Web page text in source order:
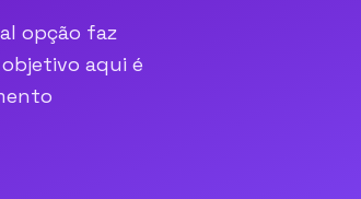
opção faz
aqui é